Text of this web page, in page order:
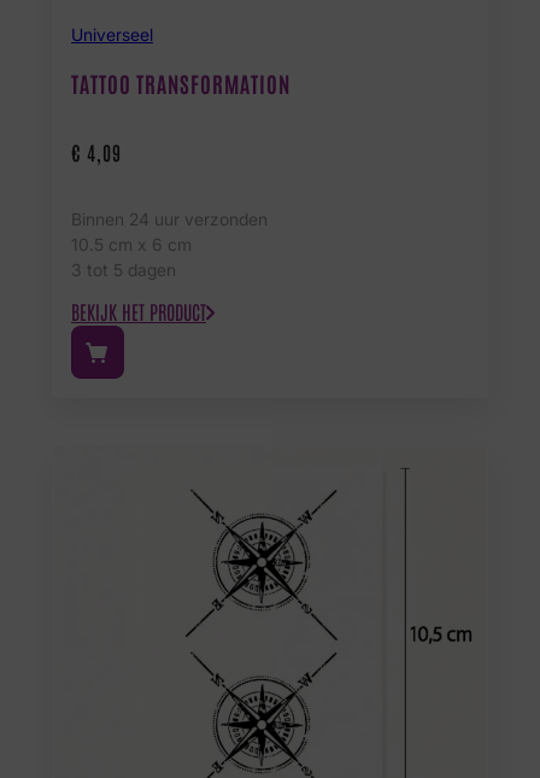
Universeel
TATTOO TRANSFORMATION
€ 4,09
Binnen 24 uur verzonden
10.5 cm x 6 cm
3 tot 5 dagen
BEKIJK HET PRODUCT